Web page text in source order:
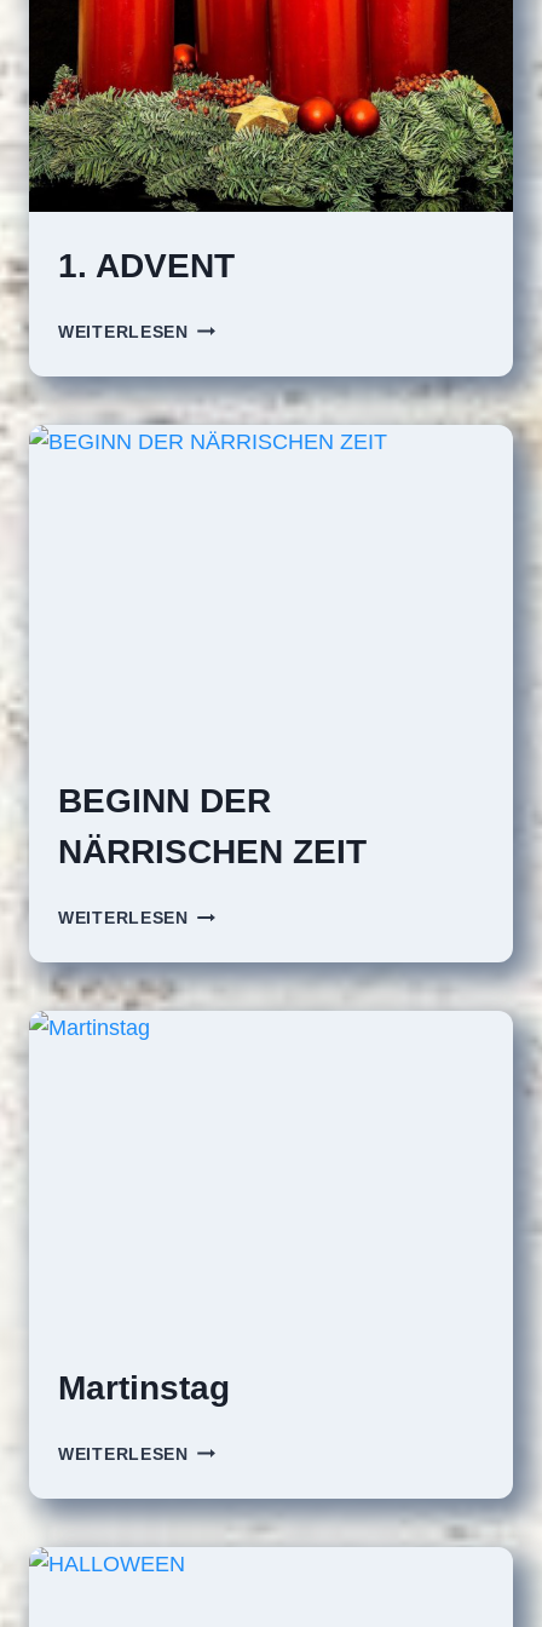
1. ADVENT
WEITERLESEN1.
BEGINN DER
NÄRRISCHEN ZEIT
WEITERLESENBEGINN
NÄRRISCHEN
ZEIT
Martinstag
WEITERLESENMARTINSTAG